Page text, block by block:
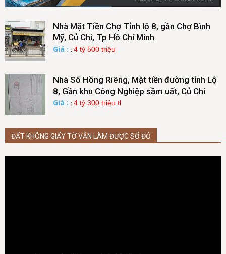
Nhà Mặt Tiền Chợ Tỉnh lộ 8, gần Chợ Bình
Mỹ, Củ Chi, Tp Hồ Chí Minh
Giá : : 4 tỷ 500 triệu
Nhà Sổ Hồng Riêng, Mặt tiền đường tỉnh Lộ
8, Gần khu Công Nghiệp sầm uất, Củ Chi
Giá : : 4 tỷ 300 triệu tl
ĐẤT KHÔNG GIẤY TỜ VẪN LÀM ĐƯỢC SỔ ĐỎ